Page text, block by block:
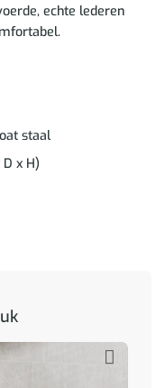
echte lederen
staal
x H)